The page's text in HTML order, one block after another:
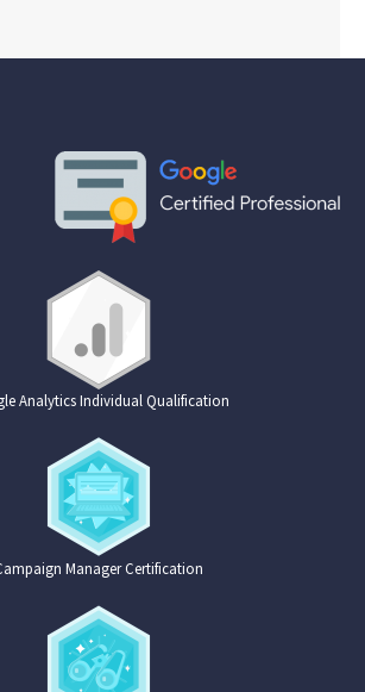
Analytics Individual Qualification
Manager Certification